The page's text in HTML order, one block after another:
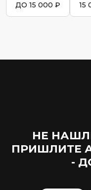
ДО 15 000 ₽ 15
НЕ
ПРИШЛИТЕ
-